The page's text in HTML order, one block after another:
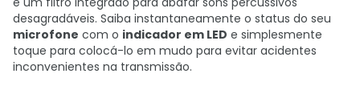
desagradáveis. Saiba instantaneamente o status do seu
microfone com o indicador em LED e simplesmente
toque para colocá-lo em mudo para evitar acidentes
inconvenientes na transmissão.